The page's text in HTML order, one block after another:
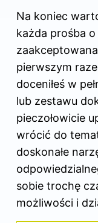
Na koniec
każda prośba
pierwszym
doceniłeś w
lub zestawu
pieczołowicie
wrócić do
doskonałe
sobie trochę
możliwości i